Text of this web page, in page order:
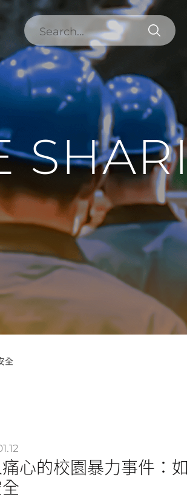
全
心的校園暴力事件：